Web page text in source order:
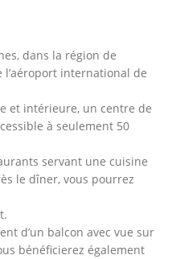
dans la région de
international de
et intérieure, un centre de
à seulement 50
servant une cuisine
le dîner, vous pourrez
d’un balcon avec vue sur
bénéficierez également